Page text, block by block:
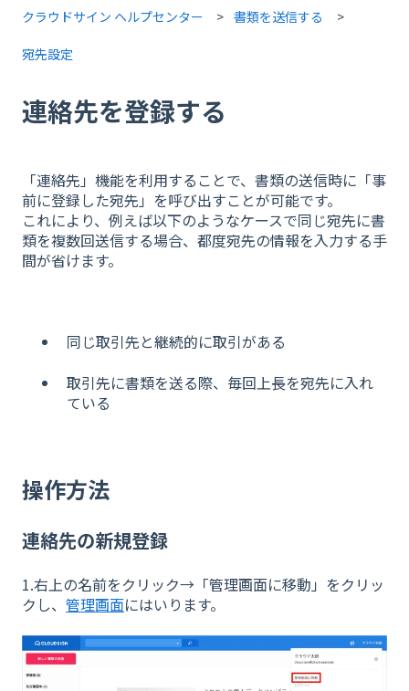
クラウドサイン ヘルプセンター 書類を送信する
宛先設定
連絡先を登録する
「連絡先」機能を利用することで、書類の送信時に「事
前に登録した宛先」を呼び出すことが可能です。
これにより、例えば以下のようなケースで同じ宛先に書
類を複数回送信する場合、都度宛先の情報を入力する手
間が省けます。
同じ取引先と継続的に取引がある
取引先に書類を送る際、毎回上長を宛先に入れ
ている
操作方法
連絡先の新規登録
1.右上の名前をクリック→「管理画面に移動」をクリッ
クし、 管理画面にはいります。